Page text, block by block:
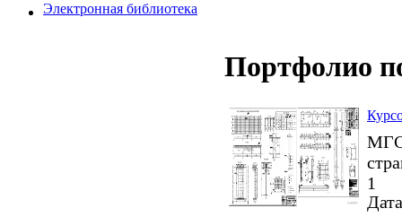
Электронная библиотека
Портфолио
1